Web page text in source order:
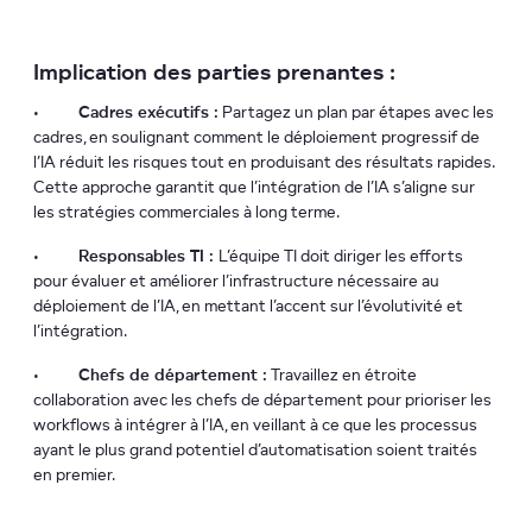
Implication des parties prenantes :
• Cadres exécutifs : Partagez un plan par étapes avec les
cadres, en soulignant comment le déploiement progressif de
l’IA réduit les risques tout en produisant des résultats rapides.
Cette approche garantit que l’intégration de l’IA s’aligne sur
les stratégies commerciales à long terme.
• Responsables TI : L’équipe TI doit diriger les efforts
pour évaluer et améliorer l’infrastructure nécessaire au
déploiement de l’IA, en mettant l’accent sur l’évolutivité et
l’intégration.
• Chefs de département : Travaillez en étroite
collaboration avec les chefs de département pour prioriser les
workflows à intégrer à l’IA, en veillant à ce que les processus
ayant le plus grand potentiel d’automatisation soient traités
en premier.